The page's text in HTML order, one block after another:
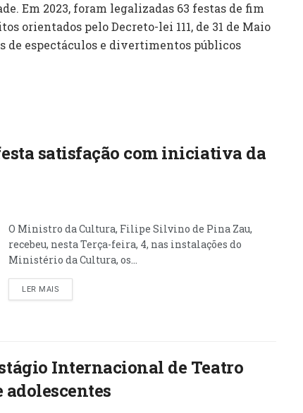
Em 2023, foram legalizadas 63 festas de fim
orientados pelo Decreto-lei 111, de 31 de Maio
de espectáculos e divertimentos públicos
satisfação com iniciativa da
O Ministro da Cultura, Filipe Silvino de Pina Zau,
recebeu, nesta Terça-feira, 4, nas instalações do
Ministério da Cultura, os...
LER MAIS
Internacional de Teatro